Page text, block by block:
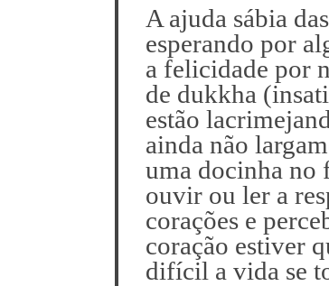
A ajuda sábia
esperando por
a felicidade por
de dukkha
estão
ainda não
uma docinha no
ouvir ou ler a
corações e
coração estiver
difícil a vida se